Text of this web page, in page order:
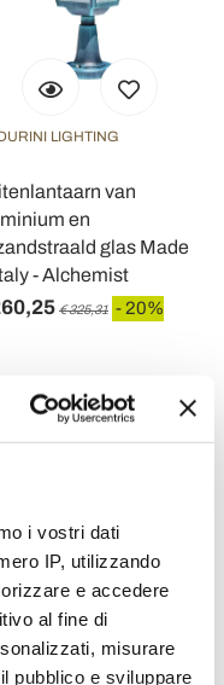
i vostri dati
IP, utilizzando
e accedere
al fine di
misurare
pubblico e sviluppare
LIGHTING
van
en
glas Made
- Alchemist
€ 325,31 - 20%
LIGHTING